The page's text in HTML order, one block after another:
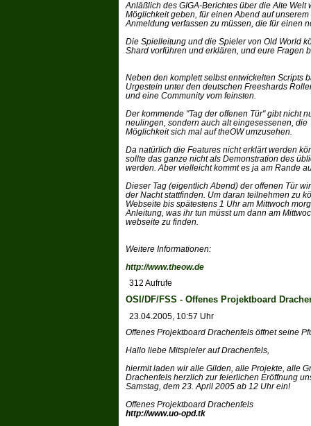
Anläßlich des GIGA-Berichtes über die Alte
Möglichkeit geben, für einen Abend auf
Anmeldung verfassen zu müssen, die für einen
Die Spielleitung und die Spieler von Old World
Shard vorführen und erklären, und eure Fragen
Neben den komplett selbst entwickelten Scripts
Urgestein unter den deutschen Freeshards
und eine Community vom feinsten.
Der kommende "Tag der offenen Tür" gibt nicht
neulingen, sondern auch alt eingesessenen, die
Möglichkeit sich mal auf theOW umzusehen.
Da natürlich die Features nicht erklärt werden
sollte das ganze nicht als Demonstration des
werden. Aber vielleicht kommt es ja am Rande
Dieser Tag (eigentlich Abend) der offenen Tür
der Nacht stattfinden. Um daran teilnehmen zu
Webseite bis spätestens 1 Uhr am Mittwoch
Anleitung, was ihr tun müsst um dann am
webseite zu finden.
Weitere Informationen:
http://www.theow.de
312 Aufrufe
OSI/DF/FSS - Offenes Projektboard
23.04.2005, 10:57 Uhr
Offenes Projektboard Drachenfels öffnet seine
Hallo liebe Mitspieler auf Drachenfels,
hiermit laden wir alle Gilden, alle Projekte, alle
Drachenfels herzlich zur feierlichen Eröffnung
Samstag, dem 23. April 2005 ab 12 Uhr ein!
Offenes Projektboard Drachenfels
http://www.uo-opd.tk